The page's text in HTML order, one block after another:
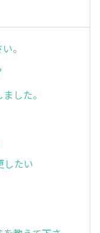
。
した。
したい